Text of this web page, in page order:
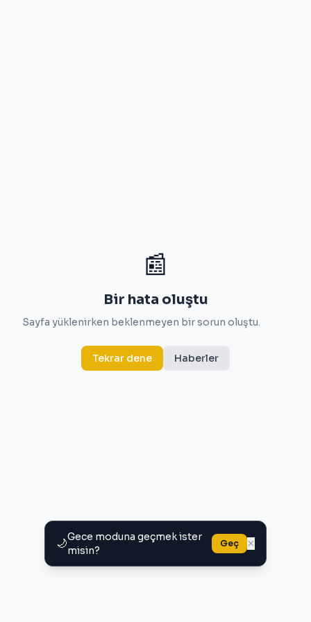
🌙Gece moduna geçmek ister
misin?
Geç ×
📰
Bir hata oluştu
Sayfa yüklenirken beklenmeyen bir sorun oluştu.
Tekrar dene Haberler